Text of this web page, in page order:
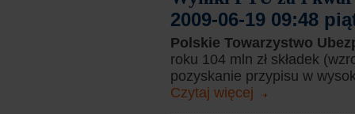
2009-06-19 09:48
Polskie Towarzystwo
roku 104 mln zł składek
pozyskanie przypisu w
Czytaj więcej